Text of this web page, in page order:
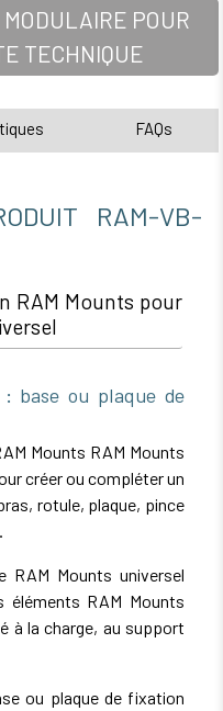
POUR
TECHNIQUE
FAQs
RAM-VB-
RAM Mounts pour
: base ou plaque de
Mounts RAM Mounts
créer ou compléter un
rotule, plaque, pince
RAM Mounts universel
éléments RAM Mounts
à la charge, au support
ou plaque de fixation